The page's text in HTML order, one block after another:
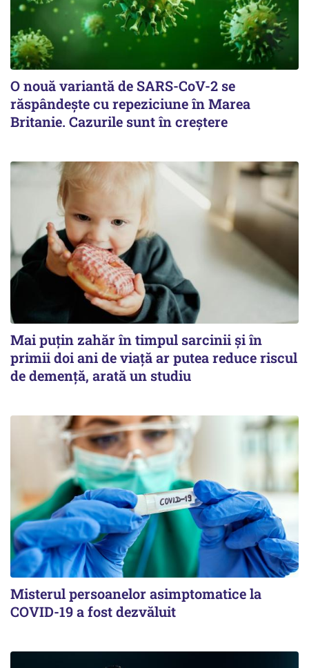
O nouă variantă de SARS-CoV-2 se
răspândește cu repeziciune în Marea
Britanie. Cazurile sunt în creștere
Mai puțin zahăr în timpul sarcinii și în
primii doi ani de viață ar putea reduce riscul
de demență, arată un studiu
Misterul persoanelor asimptomatice la
COVID-19 a fost dezvăluit